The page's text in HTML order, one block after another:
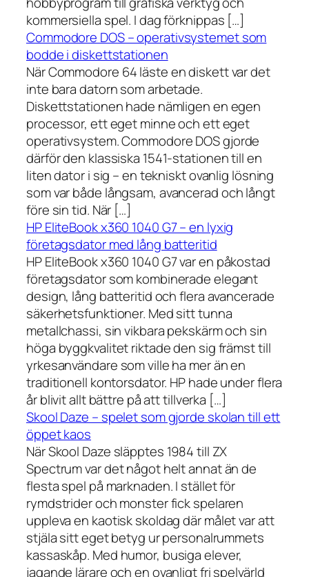
kommersiella spel. I dag förknippas […]
Commodore DOS – operativsystemet som
bodde i diskettstationen
När Commodore 64 läste en diskett var det
inte bara datorn som arbetade.
Diskettstationen hade nämligen en egen
processor, ett eget minne och ett eget
operativsystem. Commodore DOS gjorde
därför den klassiska 1541-stationen till en
liten dator i sig – en tekniskt ovanlig lösning
som var både långsam, avancerad och långt
före sin tid. När […]
HP EliteBook x360 1040 G7 – en lyxig
företagsdator med lång batteritid
HP EliteBook x360 1040 G7 var en påkostad
företagsdator som kombinerade elegant
design, lång batteritid och flera avancerade
säkerhetsfunktioner. Med sitt tunna
metallchassi, sin vikbara pekskärm och sin
höga byggkvalitet riktade den sig främst till
yrkesanvändare som ville ha mer än en
traditionell kontorsdator. HP hade under flera
år blivit allt bättre på att tillverka […]
Skool Daze – spelet som gjorde skolan till ett
öppet kaos
När Skool Daze släpptes 1984 till ZX
Spectrum var det något helt annat än de
flesta spel på marknaden. I stället för
rymdstrider och monster fick spelaren
uppleva en kaotisk skoldag där målet var att
stjäla sitt eget betyg ur personalrummets
kassaskåp. Med humor, busiga elever,
jagande lärare och en ovanligt fri spelvärld